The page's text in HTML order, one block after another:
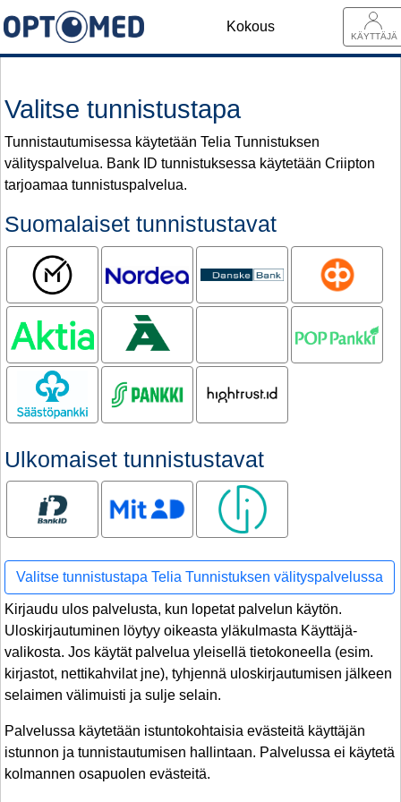
KÄYTTÄJÄ
Kokous
Valitse tunnistustapa
Tunnistautumisessa käytetään Telia Tunnistuksen
välityspalvelua. Bank ID tunnistuksessa käytetään Criipton
tarjoamaa tunnistuspalvelua.
Suomalaiset tunnistustavat
Mobiilivarmenne
Bank
OP
Aktia Ålandsbanken
Säästöpankki S-pankki
Ulkomaiset tunnistustavat
Bank ID MitID Smart ID
Valitse tunnistustapa Telia Tunnistuksen välityspalvelussa
Kirjaudu ulos palvelusta, kun lopetat palvelun käytön.
Uloskirjautuminen löytyy oikeasta yläkulmasta Käyttäjä-
valikosta. Jos käytät palvelua yleisellä tietokoneella (esim.
kirjastot, nettikahvilat jne), tyhjennä uloskirjautumisen jälkeen
selaimen välimuisti ja sulje selain.
Palvelussa käytetään istuntokohtaisia evästeitä käyttäjän
istunnon ja tunnistautumisen hallintaan. Palvelussa ei käytetä
kolmannen osapuolen evästeitä.